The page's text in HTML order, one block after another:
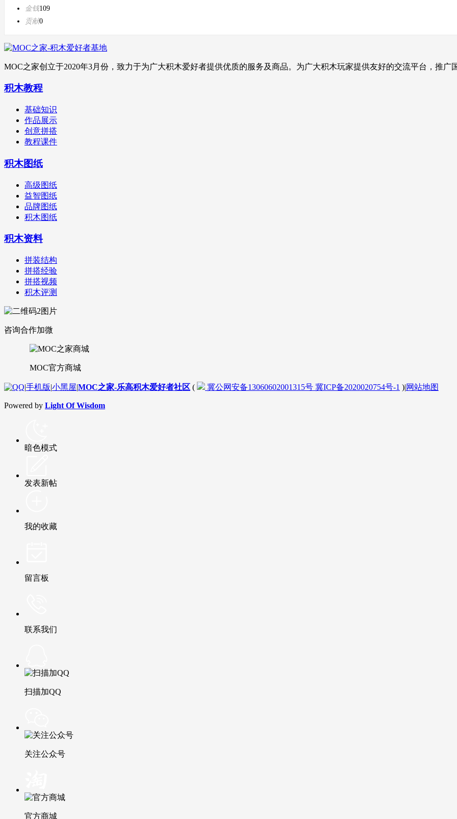
金钱109
贡献0
MOC之家创立于2020年3月份，致力于为广大积木爱好者提供优质的服务及商品。为广大积木玩家提供友好的交流平台，推广
积木教程
基础知识
作品展示
创意拼搭
教程课件
积木图纸
高级图纸
益智图纸
品牌图纸
积木图纸
积木资料
拼装结构
拼搭经验
拼搭视频
积木评测
咨询合作加微
MOC官方商城
|手机版|小黑屋|MOC之家-乐高积木爱好者社区 ( 冀公网安备13060602001315号 冀ICP备2020020754号-1 )|网站地图
Powered by Light Of Wisdom
暗色模式
发表新帖
我的收藏
留言板
联系我们
扫描加QQ
关注公众号
官方商城